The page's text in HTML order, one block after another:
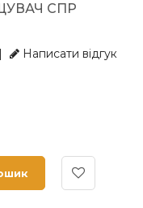
СПР
Написати відгук